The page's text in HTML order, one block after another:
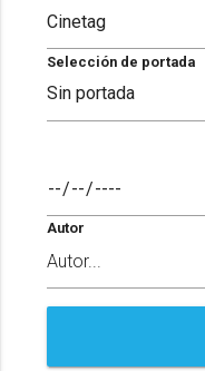
Selección de portada
Autor